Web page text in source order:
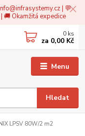
| 💬
🚚 Okamžitá expedice
Menu
Hledat
0 ks
za 0,00 Kč
LPSV 80W/2 m2